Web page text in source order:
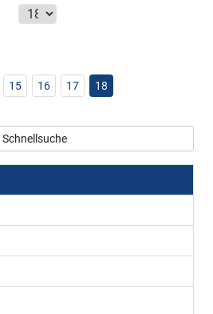
15 16 17 18
Schnellsuche